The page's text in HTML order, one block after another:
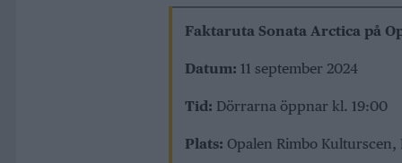
Faktaruta Sonata Arctica på
Datum: 11 september 2024
Tid: Dörrarna öppnar kl. 19:00
Plats: Opalen Rimbo